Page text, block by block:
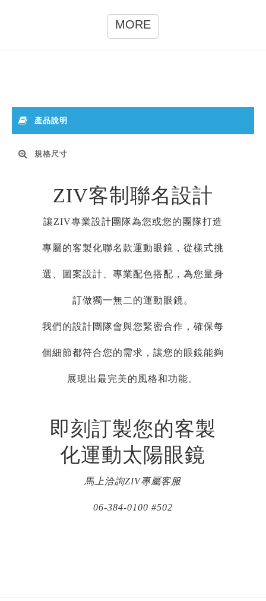
MORE
產品說明
規格尺寸
ZIV客制聯名設計
讓ZIV專業設計團隊為您或您的團隊打造
專屬的客製化聯名款運動眼鏡，從樣式挑
選、圖案設計、專業配色搭配，為您量身
訂做獨一無二的運動眼鏡。
我們的設計團隊會與您緊密合作，確保每
個細節都符合您的需求，讓您的眼鏡能夠
展現出最完美的風格和功能。
即刻訂製您的客製
化運動太陽眼鏡
馬上洽詢ZIV專屬客服
06-384-0100 #502